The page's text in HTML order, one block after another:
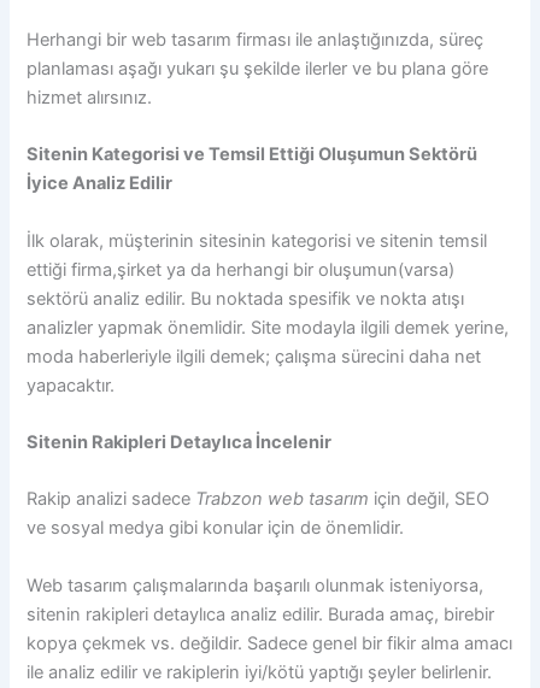
Herhangi bir web tasarım firması ile anlaştığınızda, süreç
planlaması aşağı yukarı şu şekilde ilerler ve bu plana göre
hizmet alırsınız.
Sitenin Kategorisi ve Temsil Ettiği Oluşumun Sektörü
İyice Analiz Edilir
İlk olarak, müşterinin sitesinin kategorisi ve sitenin temsil
ettiği firma,şirket ya da herhangi bir oluşumun(varsa)
sektörü analiz edilir. Bu noktada spesifik ve nokta atışı
analizler yapmak önemlidir. Site modayla ilgili demek yerine,
moda haberleriyle ilgili demek; çalışma sürecini daha net
yapacaktır.
Sitenin Rakipleri Detaylıca İncelenir
Rakip analizi sadece Trabzon web tasarım için değil, SEO
ve sosyal medya gibi konular için de önemlidir.
Web tasarım çalışmalarında başarılı olunmak isteniyorsa,
sitenin rakipleri detaylıca analiz edilir. Burada amaç, birebir
kopya çekmek vs. değildir. Sadece genel bir fikir alma amacı
ile analiz edilir ve rakiplerin iyi/kötü yaptığı şeyler belirlenir.